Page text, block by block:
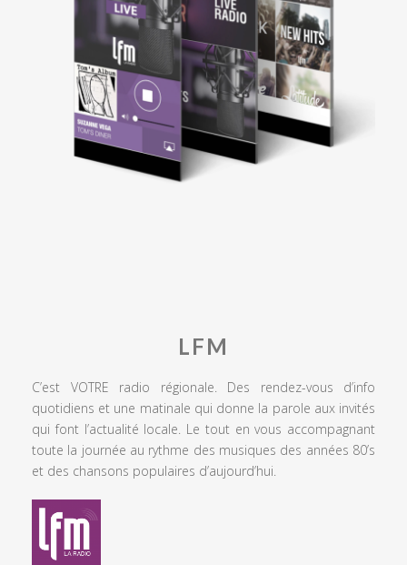
LFM
C’est VOTRE radio régionale. Des rendez-vous d’info
quotidiens et une matinale qui donne la parole aux invités
qui font l’actualité locale. Le tout en vous accompagnant
toute la journée au rythme des musiques des années 80’s
et des chansons populaires d’aujourd’hui.